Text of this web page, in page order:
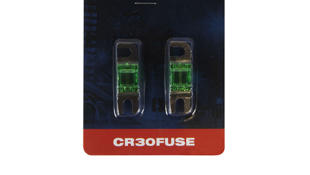
Navigationssoftware
Navigationssysteme
Rückfahrsysteme
Soundprozessoren